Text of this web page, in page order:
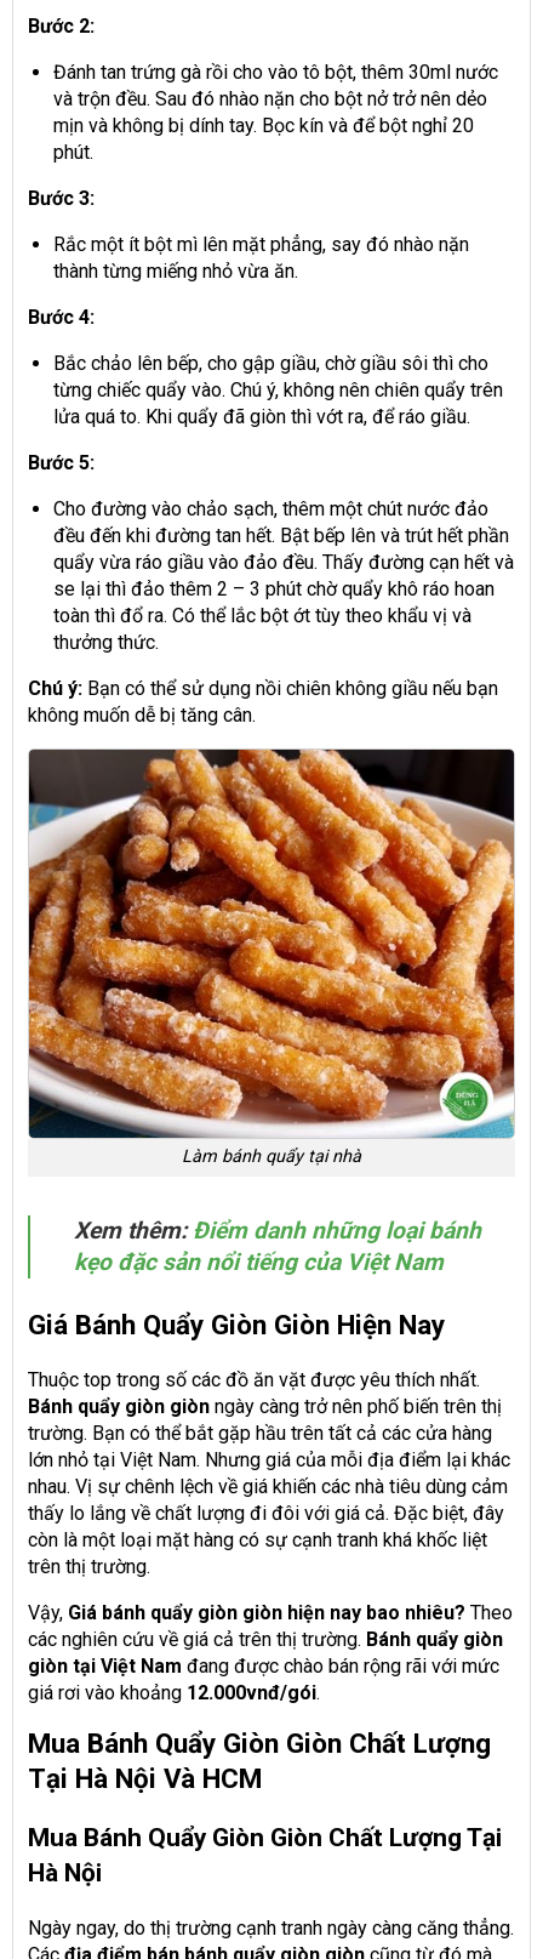
Bước 2:
Đánh tan trứng gà rồi cho vào tô bột, thêm 30ml nước
và trộn đều. Sau đó nhào nặn cho bột nở trở nên dẻo
mịn và không bị dính tay. Bọc kín và để bột nghỉ 20
phút.
Bước 3:
Rắc một ít bột mì lên mặt phẳng, say đó nhào nặn
thành từng miếng nhỏ vừa ăn.
Bước 4:
Bắc chảo lên bếp, cho gập giầu, chờ giầu sôi thì cho
từng chiếc quẩy vào. Chú ý, không nên chiên quẩy trên
lửa quá to. Khi quẩy đã giòn thì vớt ra, để ráo giầu.
Bước 5:
Cho đường vào chảo sạch, thêm một chút nước đảo
đều đến khi đường tan hết. Bật bếp lên và trút hết phần
quẩy vừa ráo giầu vào đảo đều. Thấy đường cạn hết và
se lại thì đảo thêm 2 – 3 phút chờ quẩy khô ráo hoan
toàn thì đổ ra. Có thể lắc bột ớt tùy theo khẩu vị và
thưởng thức.
Chú ý: Bạn có thể sử dụng nồi chiên không giầu nếu bạn
không muốn dễ bị tăng cân.
Làm bánh quẩy tại nhà
Xem thêm: Điểm danh những loại bánh
kẹo đặc sản nổi tiếng của Việt Nam
Giá Bánh Quẩy Giòn Giòn Hiện Nay
Thuộc top trong số các đồ ăn vặt được yêu thích nhất.
Bánh quẩy giòn giòn ngày càng trở nên phố biến trên thị
trường. Bạn có thể bắt gặp hầu trên tất cả các cửa hàng
lớn nhỏ tại Việt Nam. Nhưng giá của mỗi địa điểm lại khác
nhau. Vị sự chênh lệch về giá khiến các nhà tiêu dùng cảm
thấy lo lắng về chất lượng đi đôi với giá cả. Đặc biệt, đây
còn là một loại mặt hàng có sự cạnh tranh khá khốc liệt
trên thị trường.
Vậy, Giá bánh quẩy giòn giòn hiện nay bao nhiêu? Theo
các nghiên cứu về giá cả trên thị trường. Bánh quẩy giòn
giòn tại Việt Nam đang được chào bán rộng rãi với mức
giá rơi vào khoảng 12.000vnđ/gói.
Mua Bánh Quẩy Giòn Giòn Chất Lượng
Tại Hà Nội Và HCM
Mua Bánh Quẩy Giòn Giòn Chất Lượng Tại
Hà Nội
Ngày ngay, do thị trường cạnh tranh ngày càng căng thẳng.